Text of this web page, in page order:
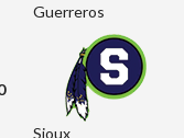
Guerreros
Sioux